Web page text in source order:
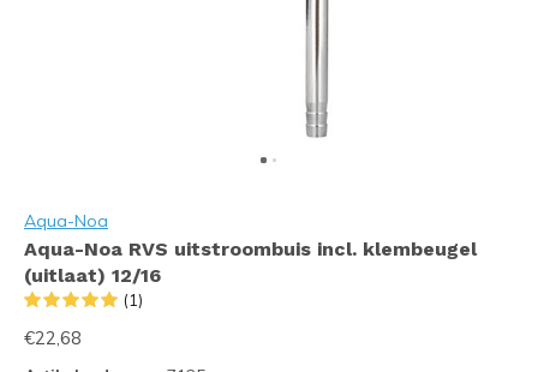
Aqua-Noa
Aqua-Noa RVS uitstroombuis incl. klembeugel
(uitlaat) 12/16
(1)
€22,68